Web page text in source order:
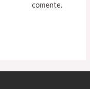
comente.